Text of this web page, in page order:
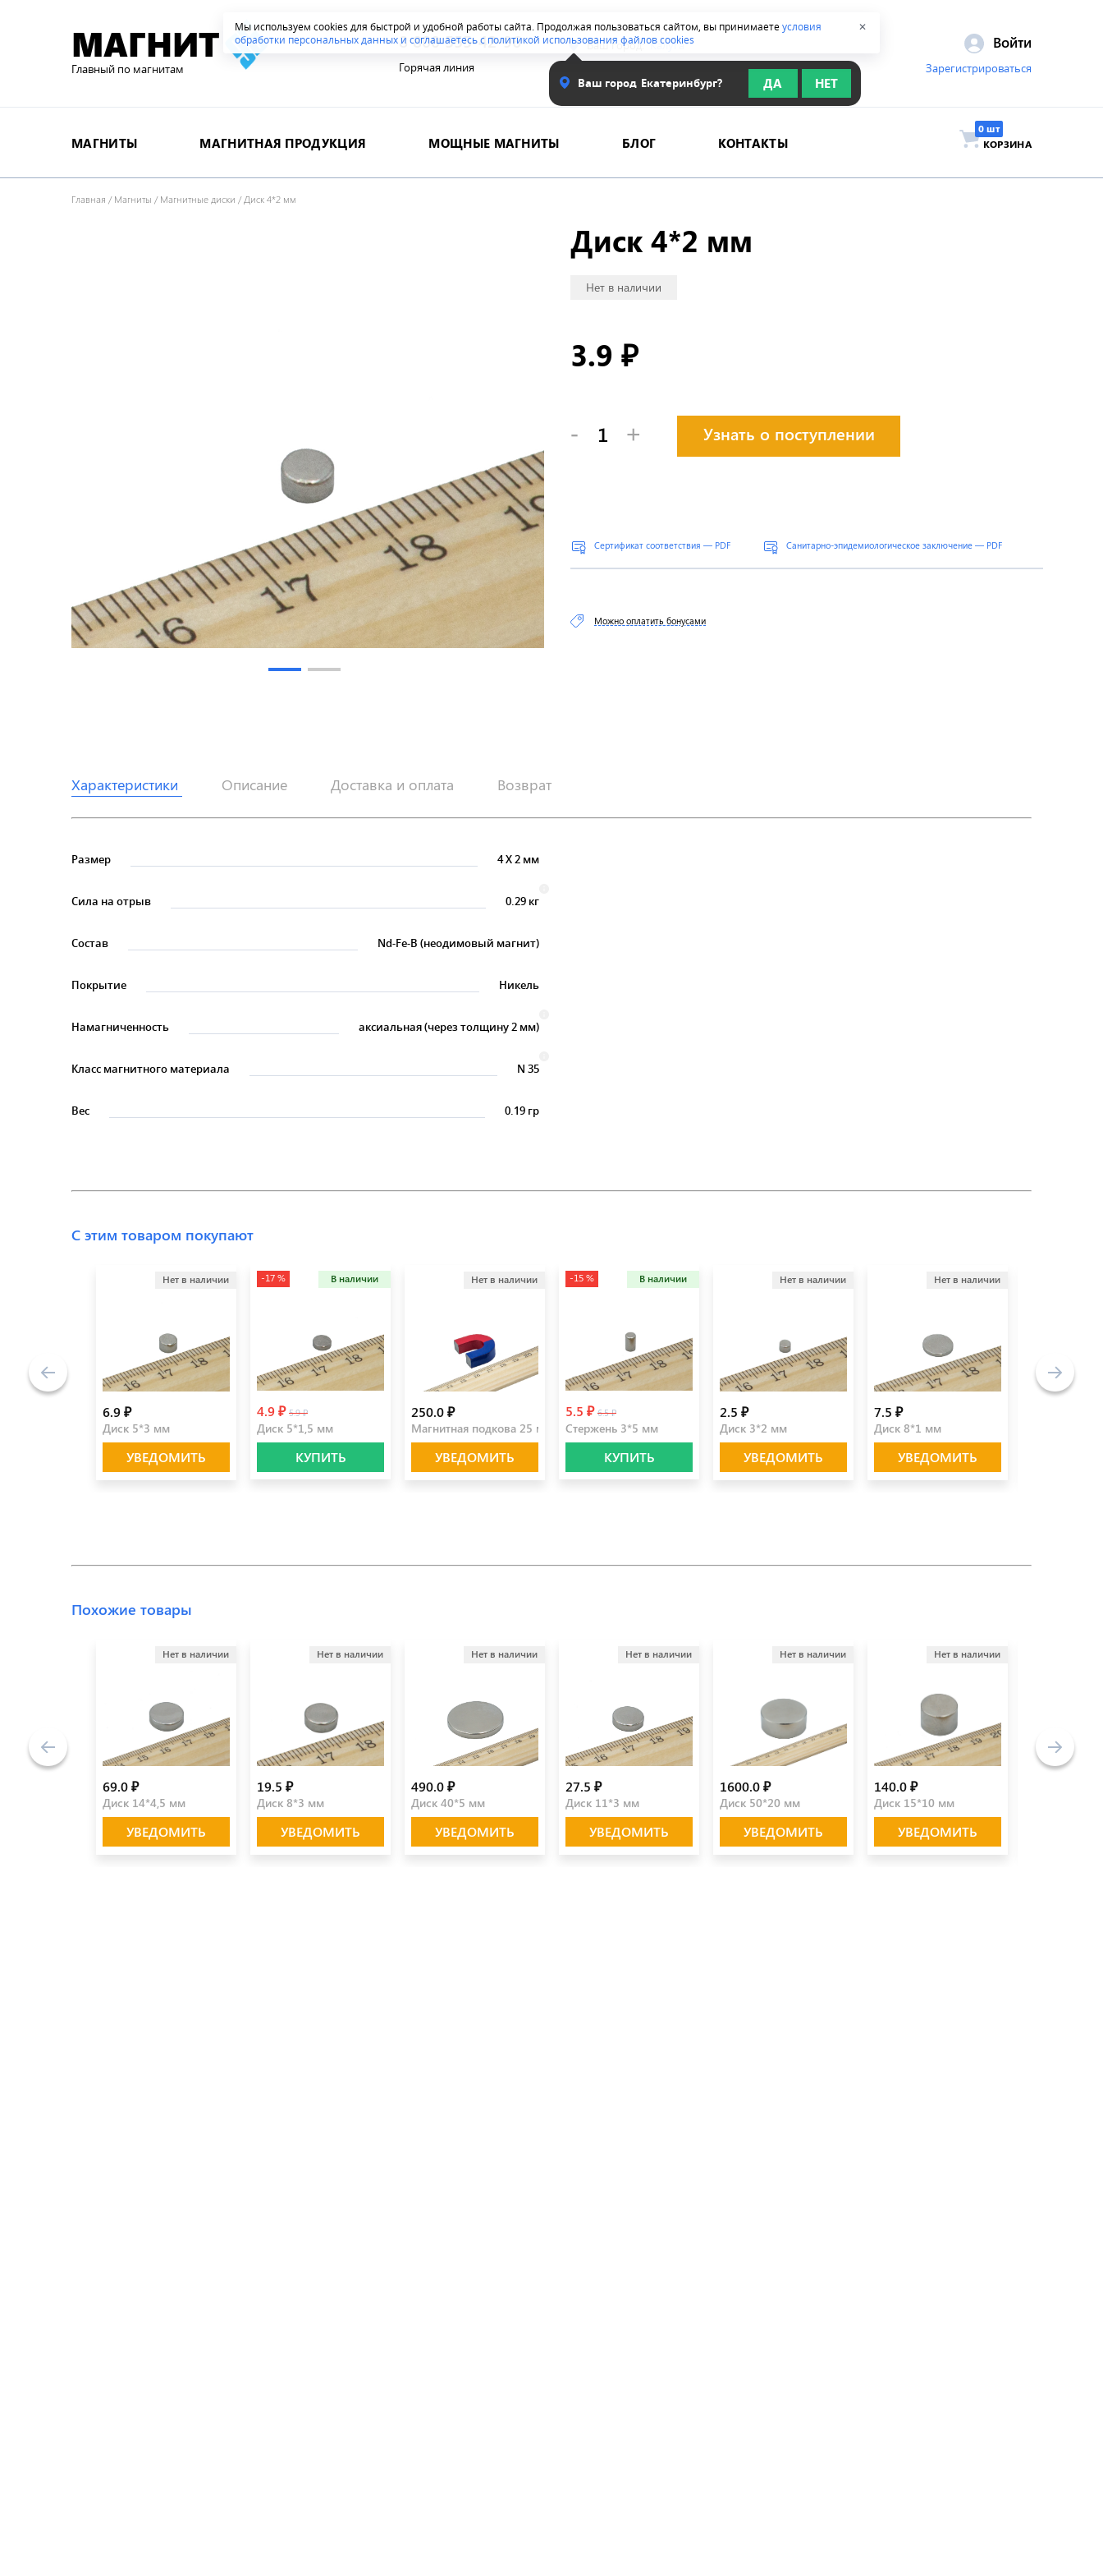
Мы используем cookies для быстрой и удобной работы сайта. Продолжая пользоваться сайтом, вы принимаетеусловия
обработки персональных данных и соглашаетесь с политикой использования файлов cookies
✕
МАГНИТ
Главный по магнитам
8 800 555-42-96
Горячая линия
Ваш город: Калуга
Ваш город Екатеринбург? ДА НЕТ
Войти
Зарегистрироваться
МАГНИТЫ МАГНИТНАЯ ПРОДУКЦИЯ МОЩНЫЕ МАГНИТЫ БЛОГ КОНТАКТЫ КОРЗИНА
Главная /Магниты /Магнитные диски /Диск 4*2 мм
Диск 4*2 мм
Нет в наличии
3.9 ₽
- + Узнать о поступлении
Сертификат соответствия — PDF Санитарно-эпидемиологическое заключение — PDF
Можно оплатить бонусами
Характеристики Описание Доставка и оплата Возврат
Размер 4X2 мм
Сила на отрыв 0.29 кг
Состав Nd-Fe-B (неодимовый магнит)
Покрытие Никель
Намагниченность аксиальная (через толщину 2 мм)
Класс магнитного материала N 35
Вес 0.19 гр
С этим товаром покупают
Нет в наличии
6.9 ₽
Диск 5*3 мм
УВЕДОМИТЬ
-17 % В наличии
4.9 ₽ 5.9 ₽
Диск 5*1,5 мм
КУПИТЬ
Нет в наличии
250.0 ₽
Магнитная подкова 25 мм
УВЕДОМИТЬ
-15 % В наличии
5.5 ₽ 6.5 ₽
Стержень 3*5 мм
КУПИТЬ
Нет в наличии
2.5 ₽
Диск 3*2 мм
УВЕДОМИТЬ
Нет в наличии
7.5 ₽
Диск 8*1 мм
УВЕДОМИТЬ
Похожие товары
Нет в наличии
69.0 ₽
Диск 14*4,5 мм
УВЕДОМИТЬ
Нет в наличии
19.5 ₽
Диск 8*3 мм
УВЕДОМИТЬ
Нет в наличии
490.0 ₽
Диск 40*5 мм
УВЕДОМИТЬ
Нет в наличии
27.5 ₽
Диск 11*3 мм
УВЕДОМИТЬ
Нет в наличии
1600.0 ₽
Диск 50*20 мм
УВЕДОМИТЬ
Нет в наличии
140.0 ₽
Диск 15*10 мм
УВЕДОМИТЬ